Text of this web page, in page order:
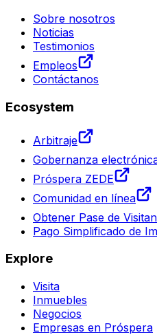
Sobre nosotros
Noticias
Testimonios
Empleos
Contáctanos
Ecosystem
Arbitraje
Gobernanza
Próspera ZEDE
Comunidad en línea
Obtener Pase de
Pago Simplificado de
Explore
Visita
Inmuebles
Negocios
Empresas en Próspera